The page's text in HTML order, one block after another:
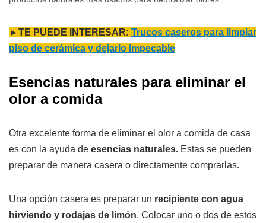
►TE PUEDE INTERESAR: Trucos caseros para limpiar
piso de cerámica y dejarlo impecable
Esencias naturales para eliminar el
olor a comida
Otra excelente forma de eliminar el olor a comida de casa
es con la ayuda de esencias naturales. Estas se pueden
preparar de manera casera o directamente comprarlas.
Una opción casera es preparar un recipiente con agua
hirviendo y rodajas de limón. Colocar uno o dos de estos